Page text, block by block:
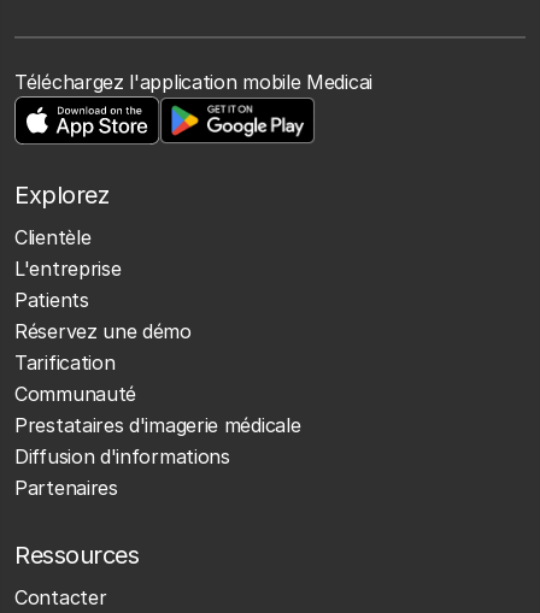
Téléchargez l'application mobile Medicai
Explorez
Clientèle
L'entreprise
Patients
Réservez une démo
Tarification
Communauté
Prestataires d'imagerie médicale
Diffusion d'informations
Partenaires
Ressources
Contacter